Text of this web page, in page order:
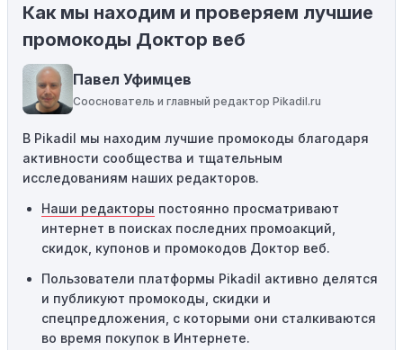
Ограничения на использование промокода:
Некоторые промокоды распространяются только на
определенные товары, бренды или категории. Если вы
пытаетесь применить код к товару, не
соответствующему критериям, он не сработает.
промокоды требуют соблюдения минимального
порога покупки, чтобы получить право на скидку. Если
сумма в корзине не соответствует указанному порогу,
код не сработает.
Географические ограничения:Действие некоторых
промокодов может быть ограничено определенными
местами или регионами. Если вы находитесь за
пределами указанного региона, то код не будет
применяться.
Как мы находим и проверяем лучшие
промокоды Доктор веб
Павел Уфимцев
Сооснователь и главный редактор Pikadil.ru
В Pikadil мы находим лучшие промокоды благодаря
активности сообщества и тщательным
исследованиям наших редакторов.
Наши редакторы постоянно просматривают
интернет в поисках последних промоакций,
скидок, купонов и промокодов Доктор веб.
Пользователи платформы Pikadil активно делятся
и публикуют промокоды, скидки и
спецпредложения, с которыми они сталкиваются
во время покупок в Интернете.